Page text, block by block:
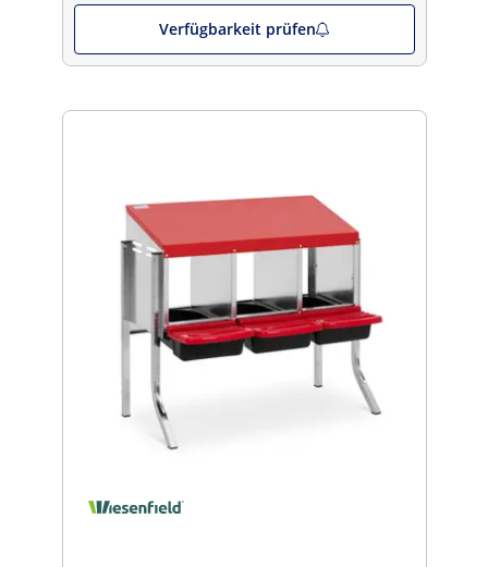
Verfügbarkeit prüfen